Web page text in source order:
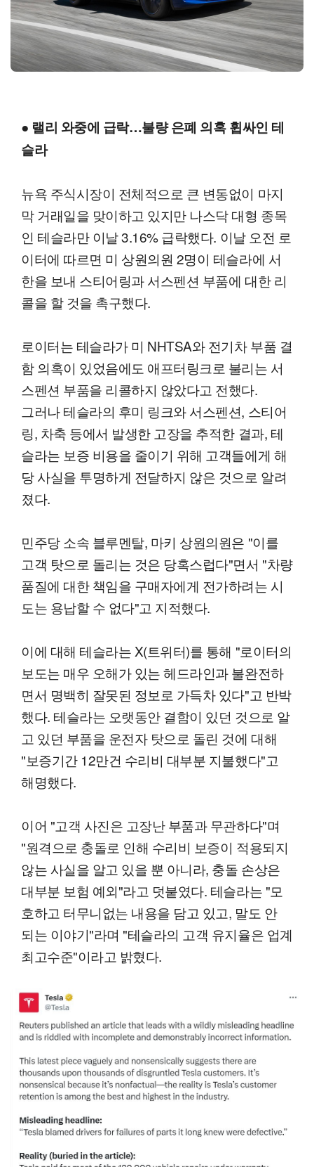
● 랠리 와중에 급락…불량 은폐 의혹 휩싸인 테
슬라
뉴욕 주식시장이 전체적으로 큰 변동없이 마지
막 거래일을 맞이하고 있지만 나스닥 대형 종목
인 테슬라만 이날 3.16% 급락했다. 이날 오전 로
이터에 따르면 미 상원의원 2명이 테슬라에 서
한을 보내 스티어링과 서스펜션 부품에 대한 리
콜을 할 것을 촉구했다.
로이터는 테슬라가 미 NHTSA와 전기차 부품 결
함 의혹이 있었음에도 애프터링크로 불리는 서
스펜션 부품을 리콜하지 않았다고 전했다.
그러나 테슬라의 후미 링크와 서스펜션, 스티어
링, 차축 등에서 발생한 고장을 추적한 결과, 테
슬라는 보증 비용을 줄이기 위해 고객들에게 해
당 사실을 투명하게 전달하지 않은 것으로 알려
졌다.
민주당 소속 블루멘탈, 마키 상원의원은 "이를
고객 탓으로 돌리는 것은 당혹스럽다"면서 "차량
품질에 대한 책임을 구매자에게 전가하려는 시
도는 용납할 수 없다"고 지적했다.
이에 대해 테슬라는 X(트위터)를 통해 "로이터의
보도는 매우 오해가 있는 헤드라인과 불완전하
면서 명백히 잘못된 정보로 가득차 있다"고 반박
했다. 테슬라는 오랫동안 결함이 있던 것으로 알
고 있던 부품을 운전자 탓으로 돌린 것에 대해
"보증기간 12만건 수리비 대부분 지불했다"고
해명했다.
이어 "고객 사진은 고장난 부품과 무관하다"며
"원격으로 충돌로 인해 수리비 보증이 적용되지
않는 사실을 알고 있을 뿐 아니라, 충돌 손상은
대부분 보험 예외"라고 덧붙였다. 테슬라는 "모
호하고 터무니없는 내용을 담고 있고, 말도 안
되는 이야기"라며 "테슬라의 고객 유지율은 업계
최고수준"이라고 밝혔다.